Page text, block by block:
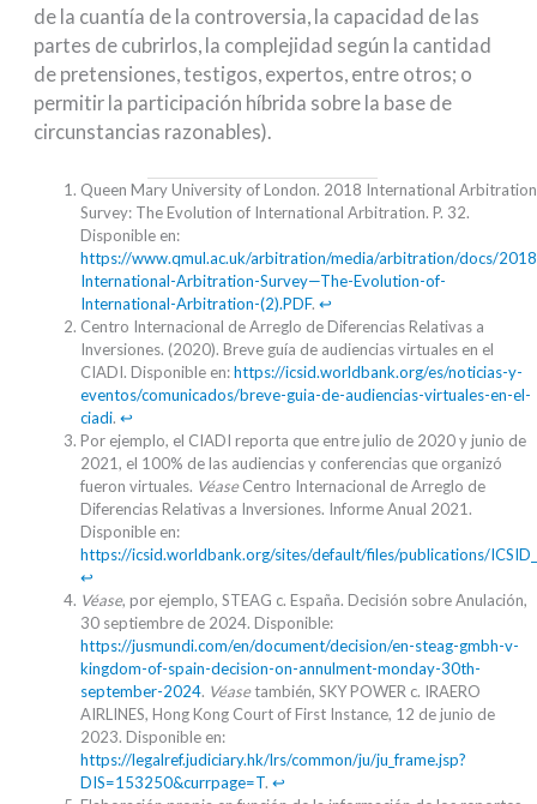
de la cuantía de la controversia, la capacidad de las
partes de cubrirlos, la complejidad según la cantidad
de pretensiones, testigos, expertos, entre otros; o
permitir la participación híbrida sobre la base de
circunstancias razonables).
Queen Mary University of London. 2018 International Arbitration
Survey: The Evolution of International Arbitration. P. 32.
Disponible en:
https://www.qmul.ac.uk/arbitration/media/arbitration/docs/
International-Arbitration-Survey—The-Evolution-of-
International-Arbitration-(2).PDF. ↩︎
Centro Internacional de Arreglo de Diferencias Relativas a
Inversiones. (2020). Breve guía de audiencias virtuales en el
CIADI. Disponible en:https://icsid.worldbank.org/es/noticias-y-
eventos/comunicados/breve-guia-de-audiencias-virtuales-en-el-
ciadi. ↩︎
Por ejemplo, el CIADI reporta que entre julio de 2020 y junio de
2021, el 100% de las audiencias y conferencias que organizó
fueron virtuales. VéaseCentro Internacional de Arreglo de
Diferencias Relativas a Inversiones. Informe Anual 2021.
Disponible en:
https://icsid.worldbank.org/sites/default/files/publications/
↩︎
Véase, por ejemplo, STEAG c. España. Decisión sobre Anulación,
30 septiembre de 2024. Disponible:
https://jusmundi.com/en/document/decision/en-steag-gmbh-v-
kingdom-of-spain-decision-on-annulment-monday-30th-
september-2024. Véasetambién, SKY POWER c. IRAERO
AIRLINES, Hong Kong Court of First Instance, 12 de junio de
2023. Disponible en:
https://legalref.judiciary.hk/lrs/common/ju/ju_frame.jsp?
DIS=153250&currpage=T. ↩︎